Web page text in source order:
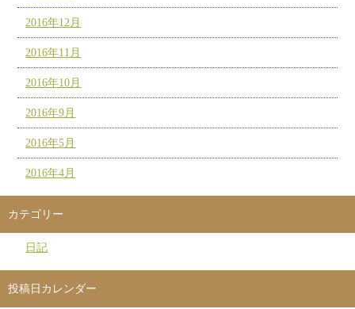
2016年12月
2016年11月
2016年10月
2016年9月
2016年5月
2016年4月
カテゴリー
日記
投稿日カレンダー